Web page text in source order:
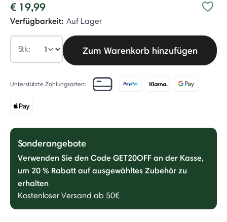
€ 19,99
Verfügbarkeit: Auf Lager
Stk: Zum Warenkorb hinzufügen
Unterstützte Zahlungsarten:
Sonderangebote
Verwenden Sie den Code GET20OFF an der Kasse,
um 20 % Rabatt auf ausgewähltes Zubehör zu
erhalten
Kostenloser Versand ab 50€